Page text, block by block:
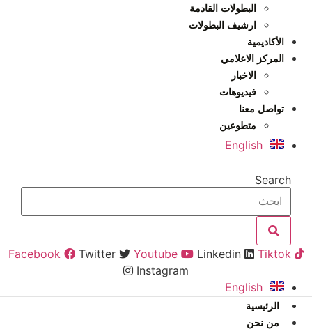
البطولات القادمة
ارشيف البطولات
الأكاديمية
المركز الاعلامي
الاخبار
فيديوهات
تواصل معنا
متطوعين
English
Search
Facebook Twitter Youtube Linkedin
Tiktok
Instagram
English
الرئيسية
من نحن